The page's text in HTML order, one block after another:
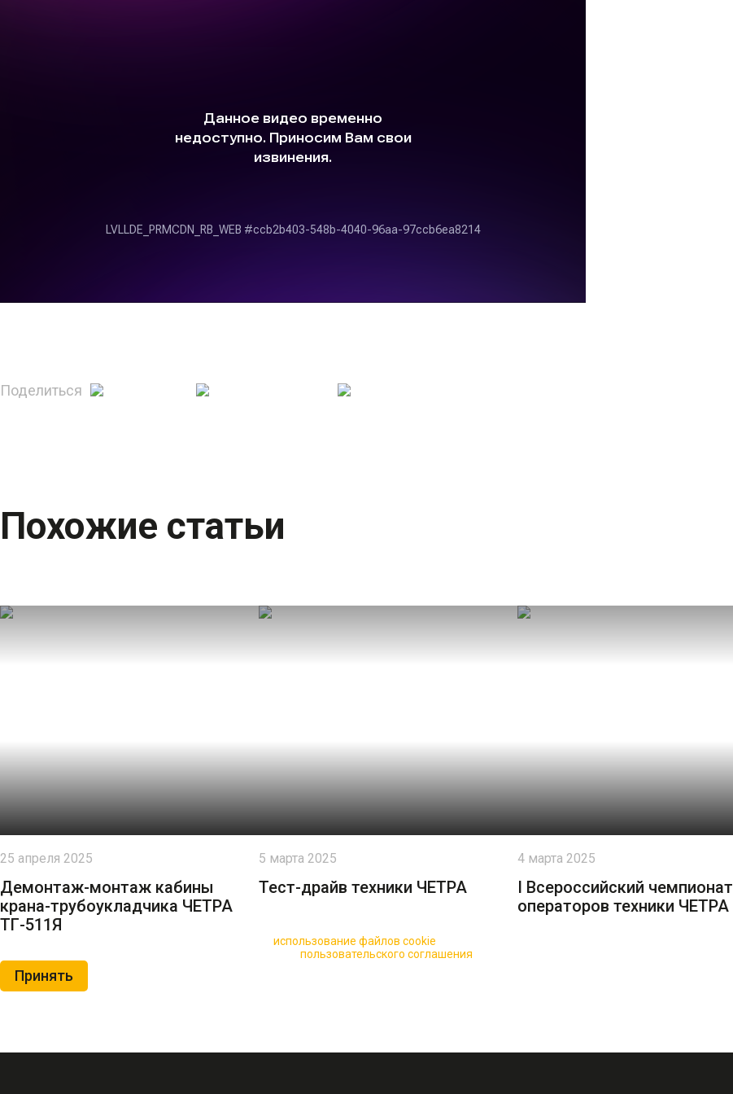
Поделиться
Похожие статьи
25 апреля 2025
Демонтаж-монтаж кабины
крана-трубоукладчика ЧЕТРА
ТГ-511Я
5 марта 2025
Тест-драйв техники ЧЕТРА
4 марта 2025
I Всероссийский чемпионат
операторов техники ЧЕТРА
использование файлов cookie
пользовательского соглашения
Принять